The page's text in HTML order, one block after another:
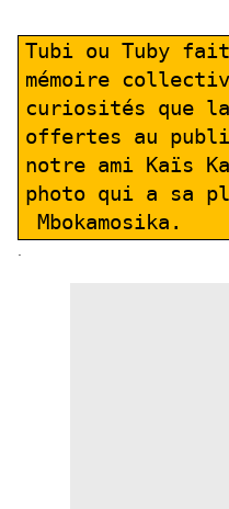
Tubi ou Tuby
mémoire
curiosités que
offertes au
notre ami Kaïs
photo qui a sa
Mbokamosika.